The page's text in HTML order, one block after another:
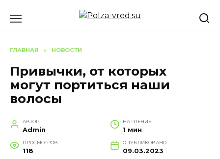
ГЛАВНАЯ » НОВОСТИ
Привычки, от которых
могут портиться наши
волосы
АВТОР
Admin
НА ЧТЕНИЕ
1 мин
ПРОСМОТРОВ
118
ОПУБЛИКОВАНО
09.03.2023